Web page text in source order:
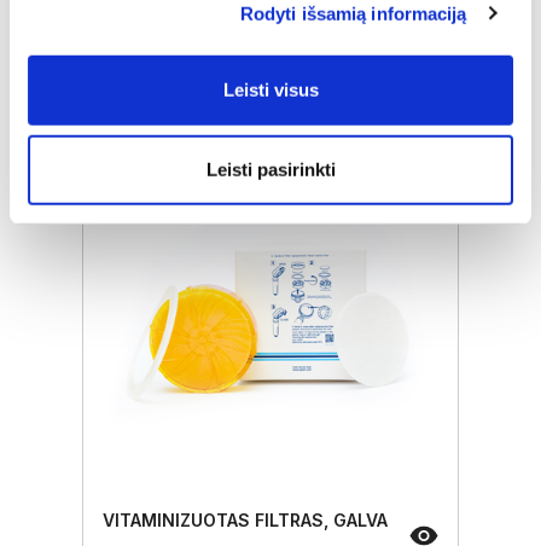
Rodyti išsamią informaciją
Leisti visus
Leisti pasirinkti
€ 19,00
Prisijunkite ir pirkite
VITAMINIZUOTAS FILTRAS, GALVA